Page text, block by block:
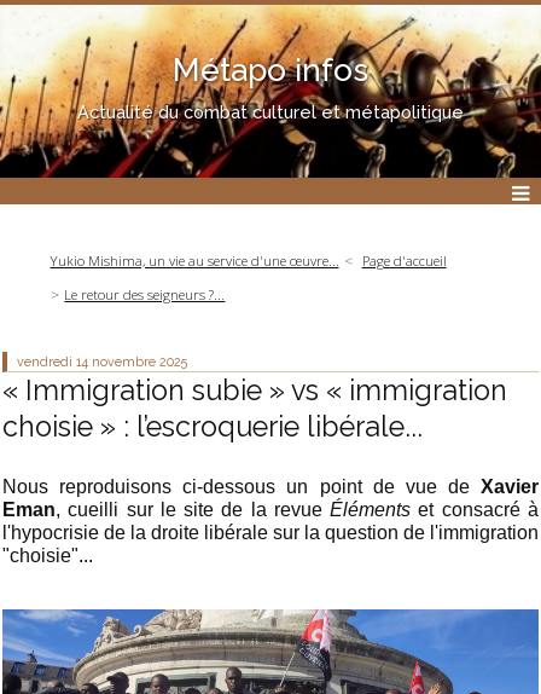
Métapo infos
Actualité du combat culturel et métapolitique
Yukio Mishima, un vie au service d'une œuvre...
Page d'accueil
Le retour des seigneurs ?...
vendredi 14 novembre 2025
« Immigration subie » vs « immigration
choisie » : l’escroquerie libérale...
Nous reproduisons ci-dessous un point de vue de Xavier
Eman, cueilli sur le site de la revueÉléments et consacré à
l'hypocrisie de la droite libérale sur la question de l'immigration
"choisie"...